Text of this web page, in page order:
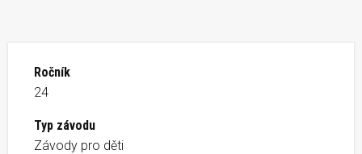
Ročník
24
Typ závodu
Závody pro děti